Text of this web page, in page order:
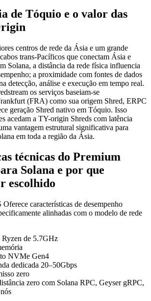
de Tóquio e o valor das
centros de rede da Ásia e um grande
trans-Pacíficos que conectam Ásia e
Solana, a distância da rede física influencia
a proximidade com fontes de dados
detecção, análise e execução em tempo real.
os serviços baseiam-se
(FRA) como sua origem Shred, ERPC
geração Shred nativo em Tóquio. Isso
acedam a TY-origin Shreds com latência
vantagem estrutural significativa para
em toda a região da Ásia.
técnicas do Premium
Solana e por que
escolhido
características de desempenho
alinhadas com o modelo de rede
Ryzen de 5.7GHz
NVMe Gen4
dedicada 20–50Gbps
zero
zero com Solana RPC, Geyser gRPC,